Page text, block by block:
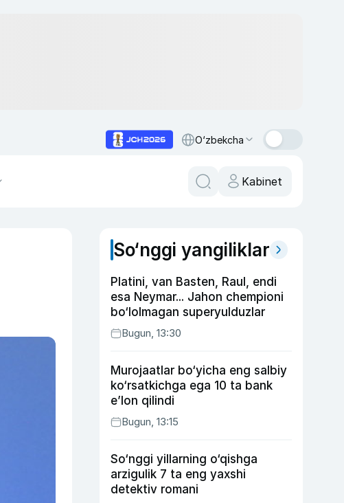
O‘zbekcha
Kabinet
So‘nggi yangiliklar
Platini, van Basten, Raul, endi
esa Neymar... Jahon chempioni
bo‘lolmagan superyulduzlar
Bugun, 13:30
Murojaatlar bo‘yicha eng salbiy
ko‘rsatkichga ega 10 ta bank
e’lon qilindi
Bugun, 13:15
So‘nggi yillarning o‘qishga
arzigulik 7 ta eng yaxshi
detektiv romani